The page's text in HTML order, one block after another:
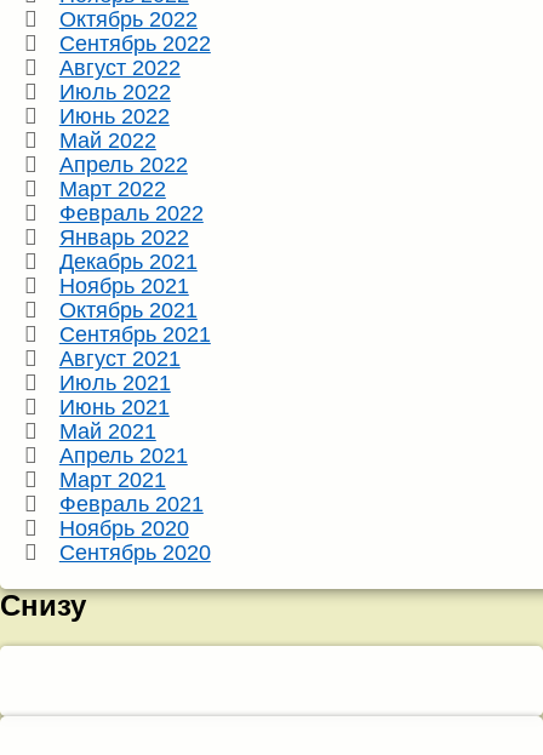
Октябрь 2022
Сентябрь 2022
Август 2022
Июль 2022
Июнь 2022
Май 2022
Апрель 2022
Март 2022
Февраль 2022
Январь 2022
Декабрь 2021
Ноябрь 2021
Октябрь 2021
Сентябрь 2021
Август 2021
Июль 2021
Июнь 2021
Май 2021
Апрель 2021
Март 2021
Февраль 2021
Ноябрь 2020
Сентябрь 2020
Снизу